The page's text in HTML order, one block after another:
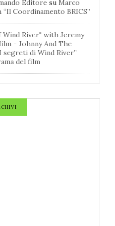
Editore su Marco
Coordinamento BRICS”
Wind River" with Jeremy
- Johnny And The
segreti di Wind River”
del film